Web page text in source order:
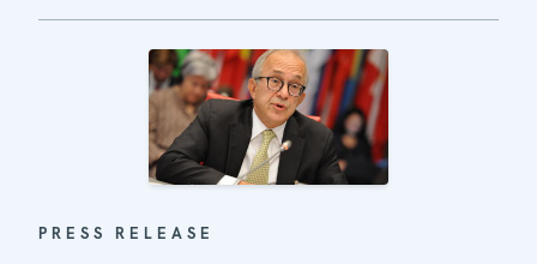
PRESS RELEASE